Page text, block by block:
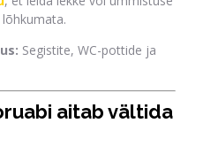
Segistite, WC-pottide ja
aitab vältida